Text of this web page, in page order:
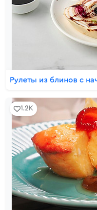
Рулеты из блинов с
1.2K